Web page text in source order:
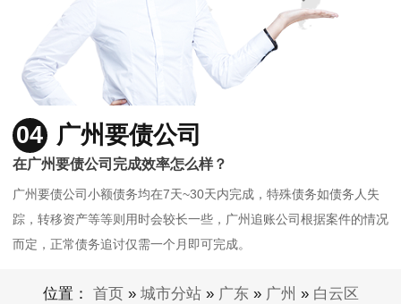
04 广州要债公司
在广州要债公司完成效率怎么样？
广州要债公司小额债务均在7天~30天内完成，特殊债务如债务人失
踪，转移资产等等则用时会较长一些，广州追账公司根据案件的情况
而定，正常债务追讨仅需一个月即可完成。
位置： 首页 » 城市分站» 广东» 广州 » 白云区